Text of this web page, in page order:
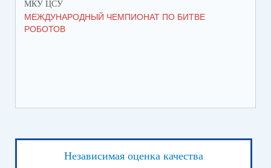
МКУ ЦСУ
МЕЖДУНАРОДНЫЙ ЧЕМПИОНАТ ПО БИТВЕ
РОБОТОВ
Независимая оценка качества